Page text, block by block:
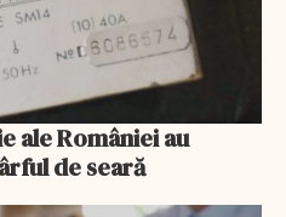
ale României au
de seară